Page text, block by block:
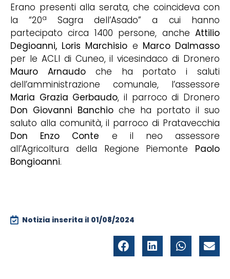
Erano presenti alla serata, che coincideva con
la “20a Sagra dell’Asado” a cui hanno
partecipato circa 1400 persone, anche Attilio
Degioanni, Loris Marchisio e Marco Dalmasso
per le ACLI di Cuneo, il vicesindaco di Dronero
Mauro Arnaudo che ha portato i saluti
dell’amministrazione comunale, l’assessore
Maria Grazia Gerbaudo, il parroco di Dronero
Don Giovanni Banchio che ha portato il suo
saluto alla comunità, il parroco di Pratavecchia
Don Enzo Conte e il neo assessore
all’Agricoltura della Regione Piemonte Paolo
Bongioanni.
Notizia inserita il 01/08/2024